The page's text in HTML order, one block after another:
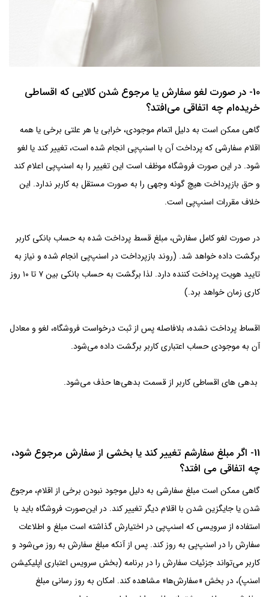
10- در صورت لغو سفارش یا مرجوع شدن کالایی که اقساطی
خریده‌ام چه اتفاقی می‌افتد؟
گاهی ممکن است به دلیل اتمام موجودی، خرابی یا هر علتی برخی یا همه
اقلام سفارشی که پرداخت آن با اسنپ‌پی انجام شده است، تغییر کند یا لغو
شود. در این صورت فروشگاه موظف است این تغییر را به اسنپ‌پی اعلام کند
و حق بازپرداخت هیچ گونه وجهی را به صورت مستقل به کاربر ندارد. این
خلاف مقررات اسنپ‌پی است.
در صورت لغو کامل سفارش، مبلغ قسط پرداخت شده به حساب بانکی کاربر
برگشت داده خواهد شد. (روند بازپرداخت در اسنپ‌پی انجام شده و نیاز به
تایید هویت پرداخت کننده دارد. لذا برگشت به حساب بانکی بین ۷ تا ۱۰ روز
کاری زمان خواهد برد.)
اقساط پرداخت نشده، بلافاصله پس از ثبت درخواست فروشگاه، لغو و معادل
آن به موجودی حساب اعتباری کاربر برگشت داده می‌شود.
بدهی های اقساطی کاربر از قسمت بدهی‌ها حذف می‌شود.